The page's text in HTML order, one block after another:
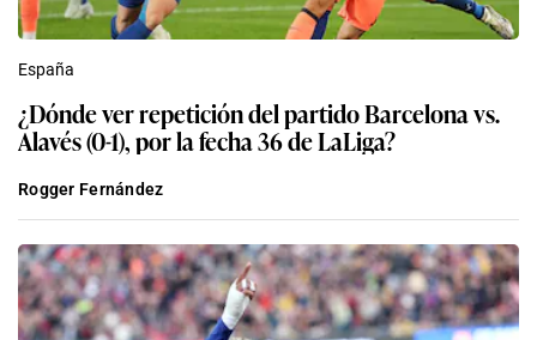
España
¿Dónde ver repetición del partido Barcelona vs.
Alavés (0-1), por la fecha 36 de LaLiga?
Rogger Fernández